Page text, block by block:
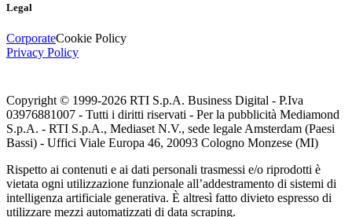
Legal
CorporateCookie Policy
Privacy Policy
Copyright © 1999-2026 RTI S.p.A. Business Digital - P.Iva
03976881007 - Tutti i diritti riservati - Per la pubblicità Mediamond
S.p.A. - RTI S.p.A., Mediaset N.V., sede legale Amsterdam (Paesi
Bassi) - Uffici Viale Europa 46, 20093 Cologno Monzese (MI)
Rispetto ai contenuti e ai dati personali trasmessi e/o riprodotti è
vietata ogni utilizzazione funzionale all’addestramento di sistemi di
intelligenza artificiale generativa. È altresì fatto divieto espresso di
utilizzare mezzi automatizzati di data scraping.